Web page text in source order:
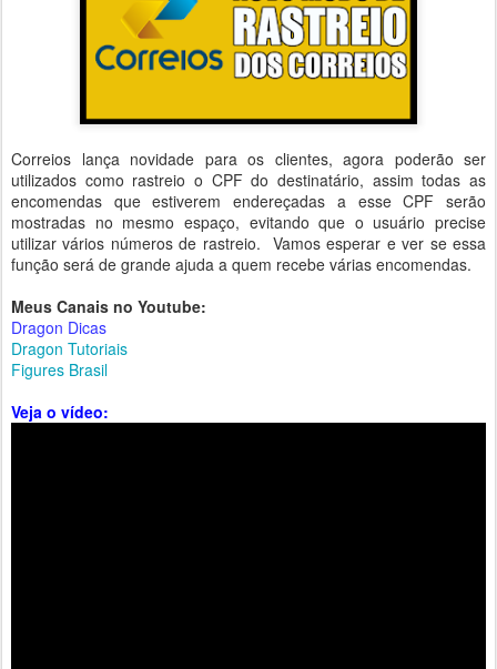
Correios lança novidade para os clientes, agora poderão ser
utilizados como rastreio o CPF do destinatário, assim todas as
encomendas que estiverem endereçadas a esse CPF serão
mostradas no mesmo espaço, evitando que o usuário precise
utilizar vários números de rastreio. Vamos esperar e ver se essa
função será de grande ajuda a quem recebe várias encomendas.
Meus Canais no Youtube:
Dragon Dicas
Dragon Tutoriais
Figures Brasil
Veja o vídeo: